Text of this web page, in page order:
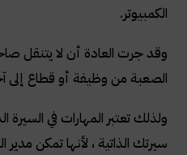
الكمبيوتر.
وقد جرت العادة أن لا يتنقل
الصعبة من وظيفة أو قطاع إلى
ولذلك تعتبر المهارات في
سيرتك الذاتية ، لأنها تمكن